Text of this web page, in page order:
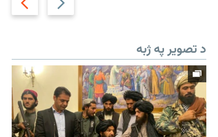
slide
slide
د تصویر په ژبه